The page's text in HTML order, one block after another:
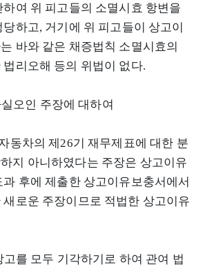
하여 위 피고들의 소멸시효 항변을
하고, 거기에 위 피고들이 상고이
바와 같은 채증법칙 소멸시효의
법리오해 등의 위법이 없다.
오인 주장에 대하여
동차의 제26기 재무제표에 대한 분
지 아니하였다는 주장은 상고이유
후에 제출한 상고이유보충서에서
새로운 주장이므로 적법한 상고이유
를 모두 기각하기로 하여 관여 법